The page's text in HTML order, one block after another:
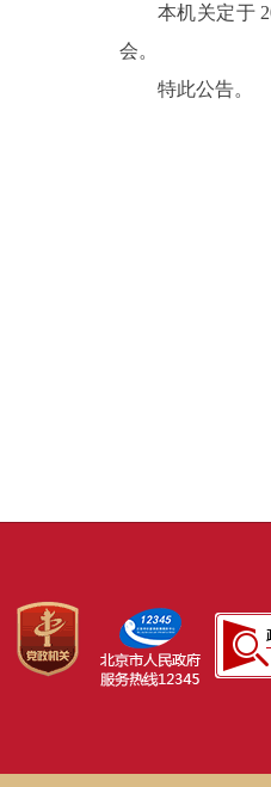
本机关定于
会。
特此公告。